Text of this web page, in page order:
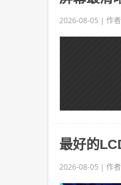
2026-08-05 | 作
最好的
2026-08-05 | 作